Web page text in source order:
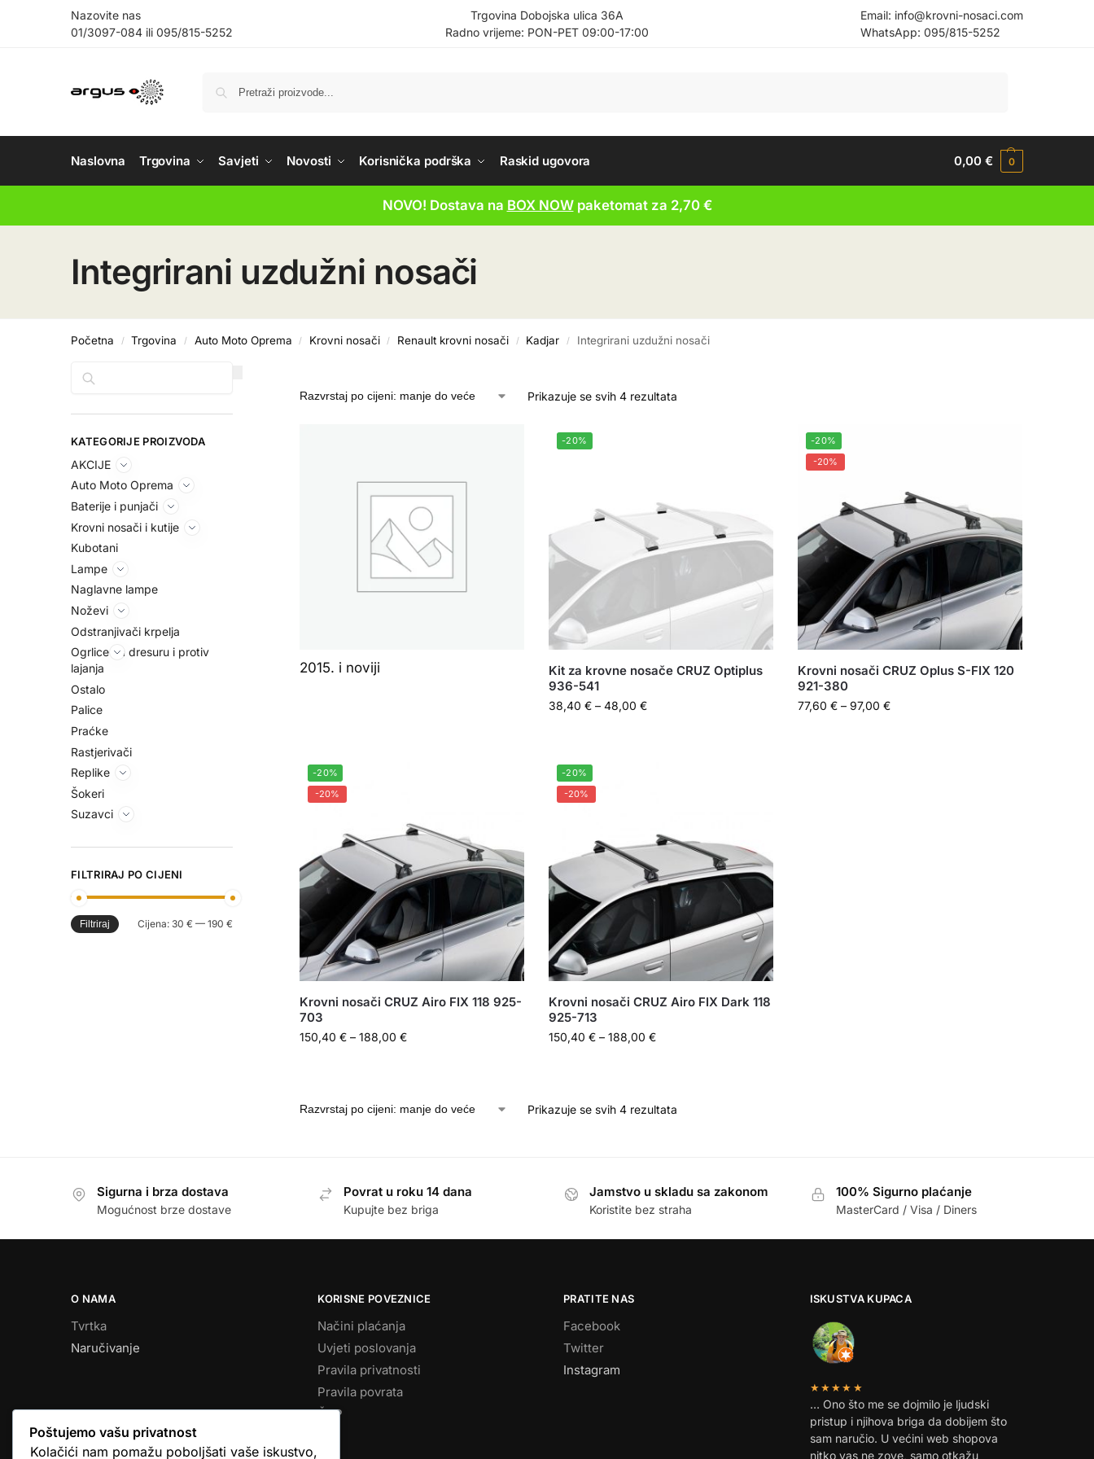
Nazovite nas
01/3097-084 ili 095/815-5252
Trgovina Dobojska ulica 36A
Radno vrijeme: PON-PET 09:00-17:00
Email: info@krovni-nosaci.com
WhatsApp: 095/815-5252
Naslovna Trgovina Savjeti Novosti Korisnička podrška Raskid ugovora 0,00€ 0
NOVO! Dostava na BOX NOWpaketomat za 2,70 €
Integrirani uzdužni nosači
Početna / Trgovina / Auto Moto Oprema / Krovni nosači / Renault krovni nosači / Kadjar / Integrirani uzdužni nosači
Prikazuje se svih 4 rezultata
2015. i noviji
-20%
Kit za krovne nosače CRUZ Optiplus
936-541
38,40 € – 48,00 €
-20%
-20%
Krovni nosači CRUZ Oplus S-FIX 120
921-380
77,60€ – 97,00€
-20%
-20%
Krovni nosači CRUZ Airo FIX 118 925-
703
150,40 € – 188,00 €
-20%
-20%
Krovni nosači CRUZ Airo FIX Dark 118
925-713
150,40 € – 188,00 €
Prikazuje se svih 4 rezultata
KATEGORIJE PROIZVODA
AKCIJE
Auto Moto Oprema
Baterije i punjači
Krovni nosači i kutije
Kubotani
Lampe
Naglavne lampe
Noževi
Odstranjivači krpelja
Ogrlice za dresuru i protiv
lajanja
Ostalo
Palice
Praćke
Rastjerivači
Replike
Šokeri
Suzavci
FILTRIRAJ PO CIJENI
Filtriraj Cijena: 30 € — 190 €
Sigurna i brza dostava
Mogućnost brze dostave
Povrat u roku 14 dana
Kupujte bez briga
Jamstvo u skladu sa zakonom
Koristite bez straha
100% Sigurno plaćanje
MasterCard / Visa / Diners
O NAMA
Tvrtka
Naručivanje
KORISNE POVEZNICE
Načini plaćanja
Uvjeti poslovanja
Pravila privatnosti
Pravila povrata
ČPP
PRATITE NAS
Facebook
Twitter
Instagram
ISKUSTVA KUPACA
★★★★★
… Ono što me se dojmilo je ljudski
pristup i njihova briga da dobijem što
sam naručio. U većini web shopova
nitko vas ne zove, samo otkažu
Poštujemo vašu privatnost
Kolačići nam pomažu poboljšati vaše iskustvo,